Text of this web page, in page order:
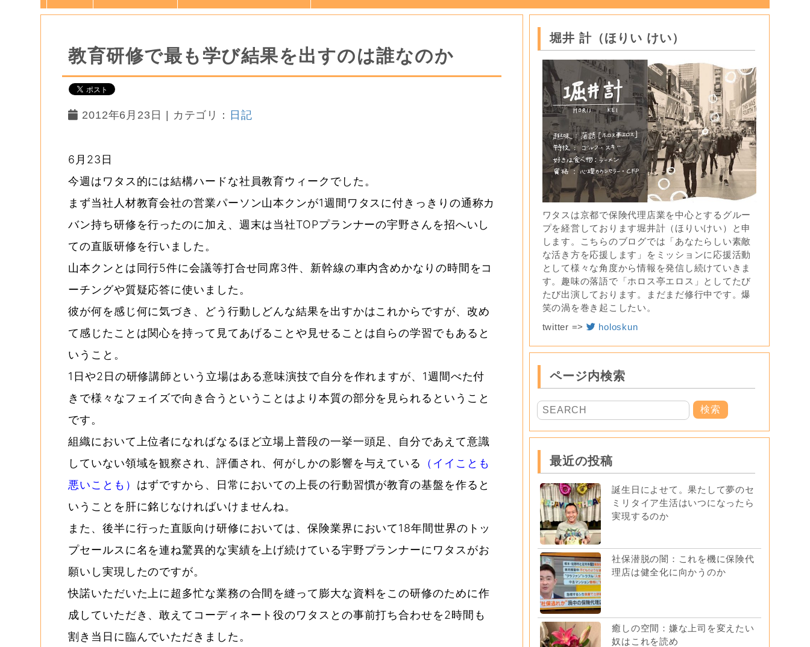
教育研修で最も学び結果を出すのは誰なのか
2012年6月23日 | カテゴリ： 日記
6月23日
今週はワタス的には結構ハードな社員教育ウィークでした。
まず当社人材教育会社の営業パーソン山本クンが1週間ワタスに付きっきりの通称カ
バン持ち研修を行ったのに加え、週末は当社TOPプランナーの宇野さんを招へいし
ての直販研修を行いました。
山本クンとは同行5件に会議等打合せ同席3件、新幹線の車内含めかなりの時間をコ
ーチングや質疑応答に使いました。
彼が何を感じ何に気づき、どう行動しどんな結果を出すかはこれからですが、改め
て感じたことは関心を持って見てあげることや見せることは自らの学習でもあると
いうこと。
1日や2日の研修講師という立場はある意味演技で自分を作れますが、1週間べた付
きで様々なフェイズで向き合うということはより本質の部分を見られるということ
です。
組織において上位者になればなるほど立場上普段の一挙一頭足、自分であえて意識
していない領域を観察され、評価され、何がしかの影響を与えている
（イイことも
悪いことも） はずですから、日常においての上長の行動習慣が教育の基盤を作ると
いうことを肝に銘じなければいけませんね。
また、後半に行った直販向け研修においては、保険業界において18年間世界のトッ
プセールスに名を連ね驚異的な実績を上げ続けている宇野プランナーにワタスがお
願いし実現したのですが。
快諾いただいた上に超多忙な業務の合間を縫って膨大な資料をこの研修のために作
成していただき、敢えてコーディネート役のワタスとの事前打ち合わせを2時間も
割き当日に臨んでいただきました。
堀井 計（ほりい けい）
ワタスは京都で保険代理店業を中心とするグルー
プを経営しております堀井計（ほりいけい）と申
します。こちらのブログでは「あなたらしい素敵
な活き方を応援します」をミッションに応援活動
として様々な角度から情報を発信し続けていきま
す。趣味の落語で「ホロス亭エロス」としてたび
たび出演しております。まだまだ修行中です。爆
笑の渦を巻き起こしたい。
twitter =>
holoskun
ページ内検索
最近の投稿
誕生日によせて。果たして夢のセ
ミリタイア生活はいつになったら
実現するのか
社保潜脱の闇：これを機に保険代
理店は健全化に向かうのか
癒しの空間：嫌な上司を変えたい
奴はこれを読め